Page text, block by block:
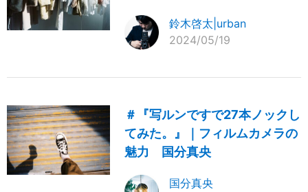
鈴木啓太|urban
2024/05/19
＃『写ルンですで27本ノックし
てみた。』｜フィルムカメラの
魅力 国分真央
国分真央